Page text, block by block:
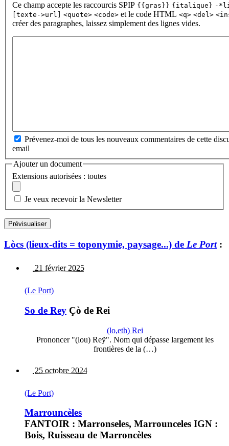
Ce champ accepte les raccourcis SPIP {{gras}} {italique} -
[texte->url]
<quote> <code> et le code HTML <q> <del>
créer des paragraphes, laissez simplement des lignes vides.
Prévenez-moi de tous les nouveaux commentaires de cette
email
Ajouter un document
Extensions autorisées : toutes
Je veux recevoir la Newsletter
Lòcs (lieux-dits = toponymie, paysage...) de Le Port:
21 février 2025
(Le Port)
So de Rey Çò de Rei
(lo,eth) Rei
Prononcer "(lou) Reÿ". Nom qui dépasse largement les
frontières de la (…)
25 octobre 2024
(Le Port)
Marrouncèles
FANTOIR : Marronseles, Marrounceles IGN :
Bois, Ruisseau de Marroncèles